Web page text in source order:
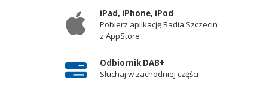
iPad, iPhone, iPod
Pobierz aplikację Radia Szczecin
z AppStore
Odbiornik DAB+
Słuchaj w zachodniej części